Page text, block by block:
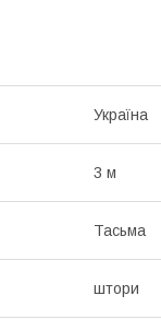
Україна
3 м
Тасьма
штори